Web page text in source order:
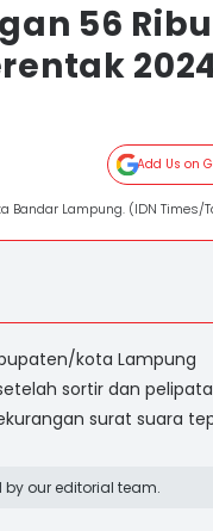
56 Ribu
Add Us on
Bandar Lampung. (IDN Times/
kota Lampung
sortir dan
surat suara
our editorial team.